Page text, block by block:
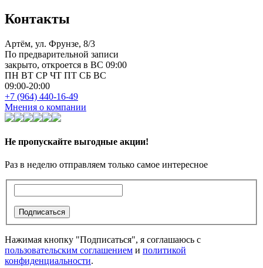
Контакты
Артём, ул. Фрунзе, 8/3
По предварительной записи
закрыто, откроется в ВС 09:00
ПН ВТ СР ЧТ ПТ СБ ВС
09:00-20:00
+7 (964) 440-16-49
Мнения о компании
Не пропускайте выгодные акции!
Раз в неделю отправляем только самое интересное
Подписаться
Нажимая кнопку "Подписаться", я соглашаюсь с
пользовательским соглашением и политикой
конфиденциальности.